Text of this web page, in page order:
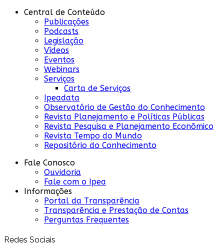
Central de Conteúdo
Publicações
Podcasts
Legislação
Vídeos
Eventos
Webinars
Serviços
Carta de Serviços
Ipeadata
Observatório de Gestão do Conhecimento
Revista Planejamento e Políticas Públicas
Revista Pesquisa e Planejamento Econômico
Revista Tempo do Mundo
Repositório do Conhecimento
Fale Conosco
Ouvidoria
Fale com o Ipea
Informações
Portal da Transparência
Transparência e Prestação de Contas
Perguntas Frequentes
Redes Sociais